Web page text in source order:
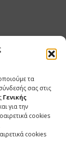
τα
σας στις
Γενικής
για την
cookies
cookies